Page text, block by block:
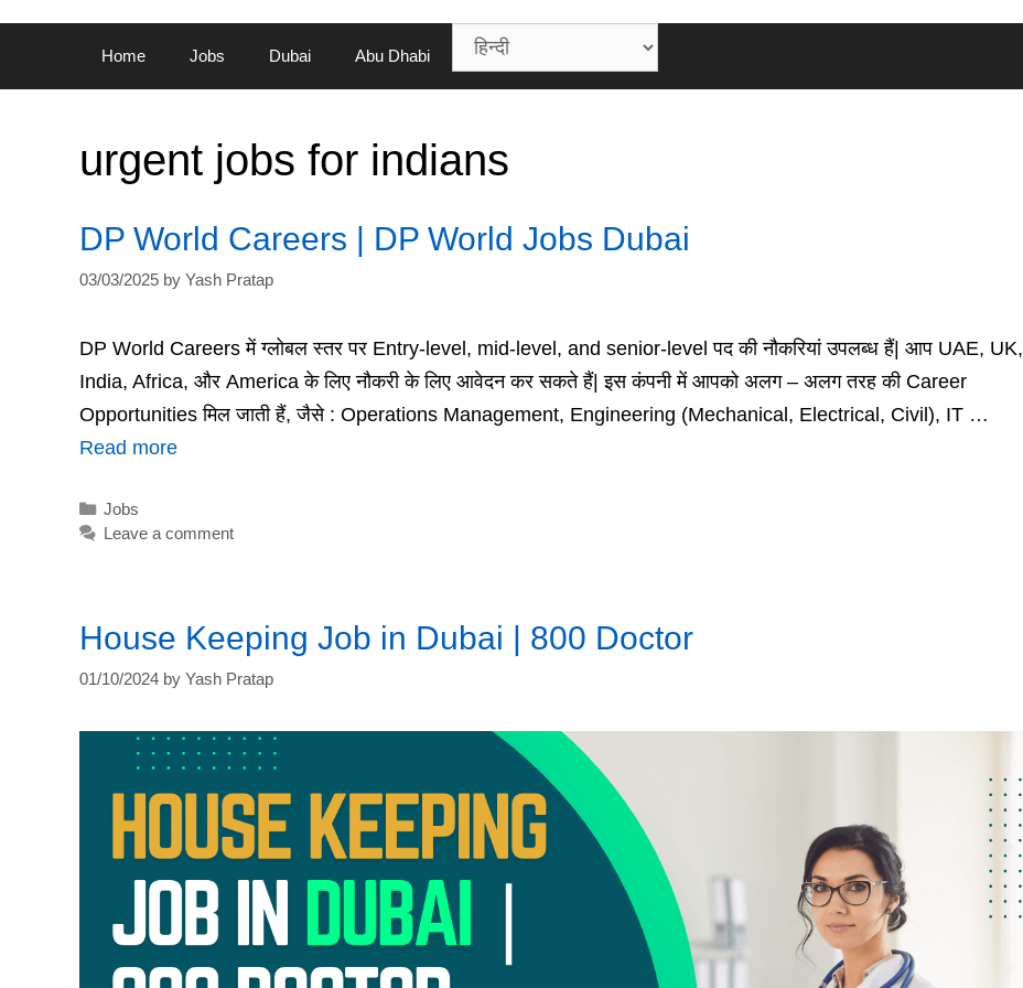
Home Jobs Dubai Abu Dhabi
urgent jobs for indians
DP World Careers | DP World Jobs Dubai
03/03/2025 by Yash Pratap
DP World Careers में ग्लोबल स्तर पर Entry-level, mid-level, and senior-level पद की नौकरियां उपलब्ध हैं| आप UAE, UK,
India, Africa, और America के लिए नौकरी के लिए आवेदन कर सकते हैं| इस कंपनी में आपको अलग – अलग तरह की Career
Opportunities मिल जाती हैं, जैसे : Operations Management, Engineering (Mechanical, Electrical, Civil), IT …
Read more
Categories
Jobs
Leave a comment
House Keeping Job in Dubai | 800 Doctor
01/10/2024 by Yash Pratap